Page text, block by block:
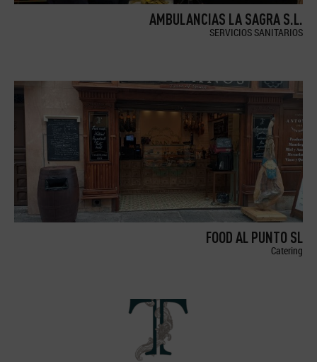
AMBULANCIAS LA SAGRA S.L.
SERVICIOS SANITARIOS
FOOD AL PUNTO SL
Catering